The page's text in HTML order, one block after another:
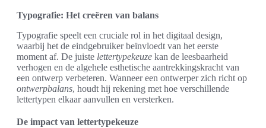
Typografie: Het creëren van balans
Typografie speelt een cruciale rol in het digitaal design,
waarbij het de eindgebruiker beïnvloedt van het eerste
moment af. De juiste lettertypekeuze kan de leesbaarheid
verhogen en de algehele esthetische aantrekkingskracht van
een ontwerp verbeteren. Wanneer een ontwerper zich richt op
ontwerpbalans, houdt hij rekening met hoe verschillende
lettertypen elkaar aanvullen en versterken.
De impact van lettertypekeuze